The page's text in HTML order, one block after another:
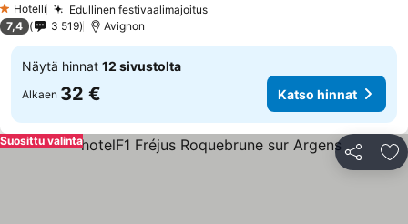
1 Tähtiluokitus
Hotelli Edullinen festivaalimajoitusKatso hinnat
7,4 3 519 Avignon
Näytä hinnat 12 sivustolta
Alkaen 32 € Katso hinnat
Jaa
Suosittu valinta